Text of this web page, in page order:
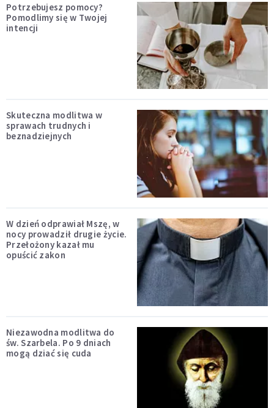
Potrzebujesz pomocy?
Pomodlimy się w Twojej
intencji
Skuteczna modlitwa w
sprawach trudnych i
beznadziejnych
W dzień odprawiał Mszę, w
nocy prowadził drugie życie.
Przełożony kazał mu
opuścić zakon
Niezawodna modlitwa do
św. Szarbela. Po 9 dniach
mogą dziać się cuda